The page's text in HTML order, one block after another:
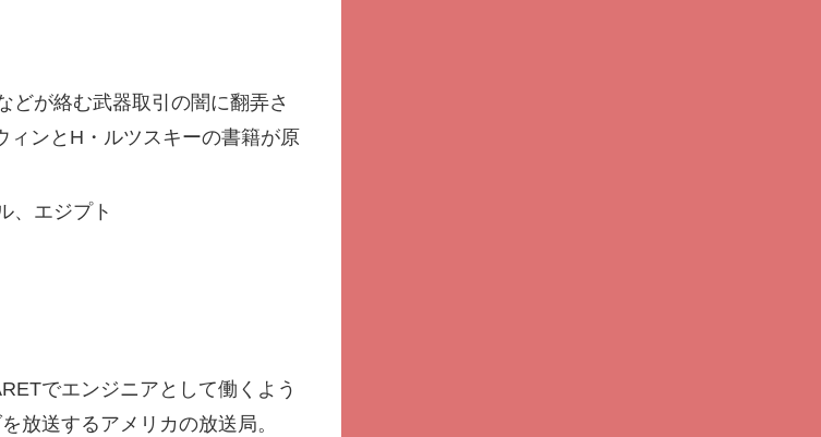
どが絡む武器取引の闇に翻弄さ
ンとH・ルツスキーの書籍が原
、エジプト
でエンジニアとして働くよう
放送するアメリカの放送局。